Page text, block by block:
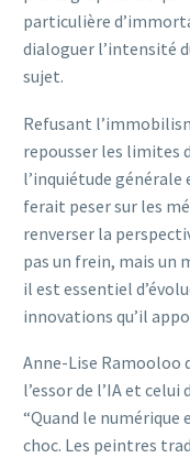
particulière
dialoguer l’intensité
sujet.
Refusant
repousser les limites
l’inquiétude générale
ferait peser sur les
renverser la
pas un frein, mais un
il est essentiel
innovations qu’il
Anne-Lise Ramooloo
l’essor de l’IA et
“Quand le numérique
choc. Les peintres